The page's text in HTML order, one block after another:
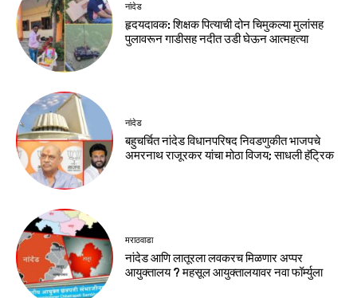
नांदेड
हृदयदावक: शिक्षक पित्याची दोन चिमुकल्या मुलांसह
पुलावरून गाडीसह नदीत उडी घेऊन आत्महत्या
नांदेड
बहुचर्चित नांदेड विधानपरिषद निवडणुकीत भाजपचे
अमरनाथ राजूरकर यांचा मोठा विजय; साधली हॅट्रिक
मराठवाडा
नांदेड आणि लातूरला लवकरच मिळणार अप्पर
आयुक्तालय ? महसूल आयुक्तालयावर नवा फॉर्म्युला